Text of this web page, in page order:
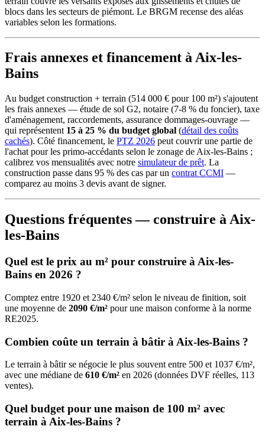
blocs dans les secteurs de piémont. Le BRGM recense des aléas
variables selon les formations.
Frais annexes et financement à Aix-les-
Bains
Au budget construction + terrain (514 000 € pour 100 m²) s'ajoutent
les frais annexes — étude de sol G2, notaire (7-8 % du foncier), taxe
d'aménagement, raccordements, assurance dommages-ouvrage —
qui représentent 15 à 25 % du budget global (détail des coûts
cachés). Côté financement, le PTZ 2026 peut couvrir une partie de
l'achat pour les primo-accédants selon le zonage de Aix-les-Bains ;
calibrez vos mensualités avec notre simulateur de prêt. La
construction passe dans 95 % des cas par un contrat CCMI —
comparez au moins 3 devis avant de signer.
Questions fréquentes — construire à Aix-
les-Bains
Quel est le prix au m² pour construire à Aix-les-
Bains en 2026 ?
Comptez entre 1920 et 2340 €/m² selon le niveau de finition, soit
une moyenne de 2090 €/m² pour une maison conforme à la norme
RE2025.
Combien coûte un terrain à bâtir à Aix-les-Bains ?
Le terrain à bâtir se négocie le plus souvent entre 500 et 1037 €/m²,
avec une médiane de 610 €/m² en 2026 (données DVF réelles, 113
ventes).
Quel budget pour une maison de 100 m² avec
terrain à Aix-les-Bains ?